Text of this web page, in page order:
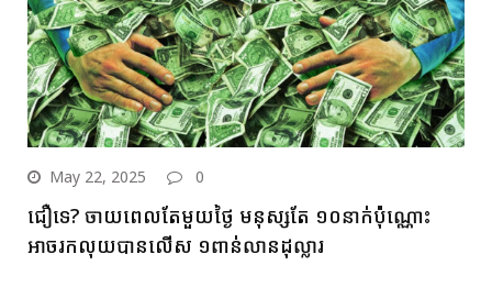
May 22, 2025 0
ជឿទេ? ចាយពេលតែមួយថ្ងៃ មនុស្សតែ ១០នាក់ប៉ុណ្ណោះ
អាចរកលុយបានលើស ១ពាន់លានដុល្លារ